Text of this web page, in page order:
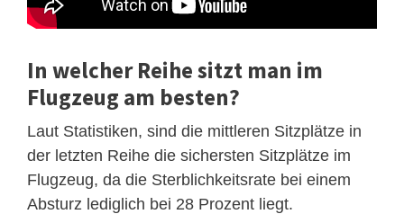
In welcher Reihe sitzt man im
Flugzeug am besten?
Laut Statistiken, sind die mittleren Sitzplätze in
der letzten Reihe die sichersten Sitzplätze im
Flugzeug, da die Sterblichkeitsrate bei einem
Absturz lediglich bei 28 Prozent liegt.